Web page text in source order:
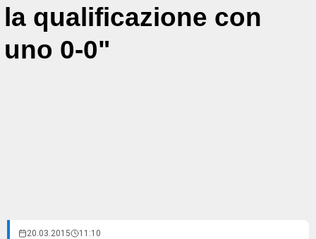
la qualificazione con
uno 0-0"
20.03.2015 11:10